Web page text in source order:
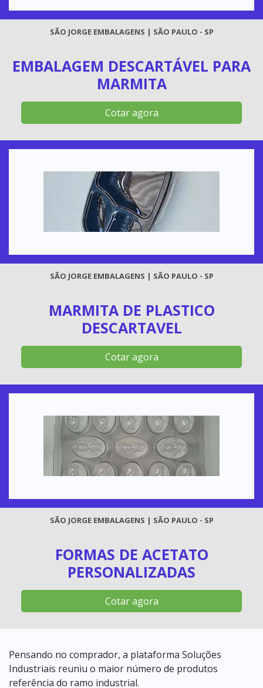
SÃO JORGE EMBALAGENS | SÃO PAULO - SP
EMBALAGEM DESCARTÁVEL PARA
MARMITA
Cotar agora
SÃO JORGE EMBALAGENS | SÃO PAULO - SP
MARMITA DE PLASTICO
DESCARTAVEL
Cotar agora
SÃO JORGE EMBALAGENS | SÃO PAULO - SP
FORMAS DE ACETATO
PERSONALIZADAS
Cotar agora
Pensando no comprador, a plataforma Soluções
Industriais reuniu o maior número de produtos
referência do ramo industrial.